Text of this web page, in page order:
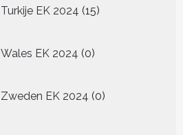
Turkije EK 2024 15
producten
Wales EK 2024 00
Zweden EK 2024 0
producten